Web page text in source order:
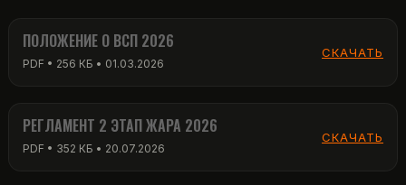
ПОЛОЖЕНИЕ О ВСП 2026
PDF • 256 КБ • 01.03.2026
СКАЧАТЬ
РЕГЛАМЕНТ 2 ЭТАП ЖАРА 2026
PDF • 352 КБ • 20.07.2026
СКАЧАТЬ